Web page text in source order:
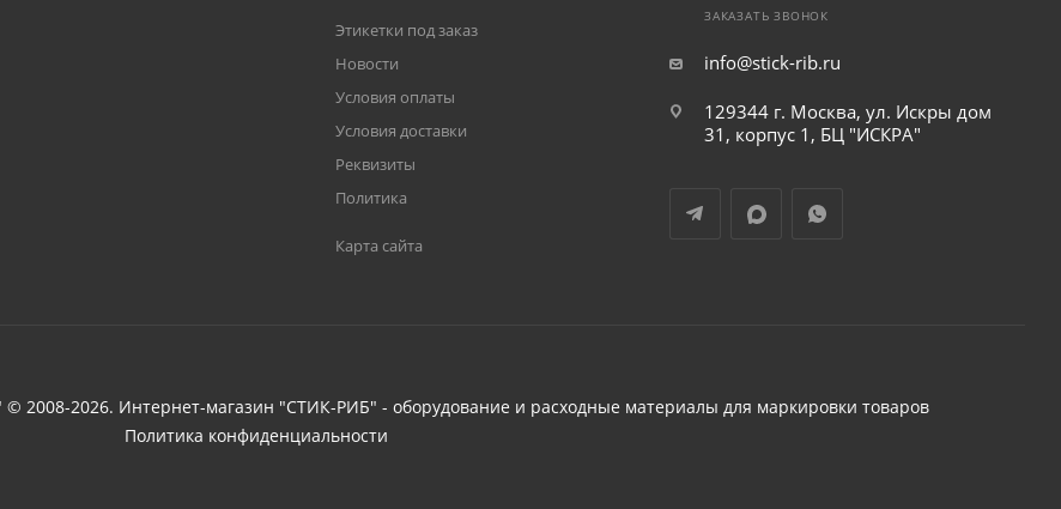
Этикетки под заказ
Новости
Условия оплаты
Условия доставки
Реквизиты
Политика
Карта сайта
ЗАКАЗАТЬ ЗВОНОК
info@stick-rib.ru
129344 г. Москва, ул. Искры дом
31, корпус 1, БЦ "ИСКРА"
2026. Интернет-магазин "СТИК-РИБ" - оборудование и расходные материалы для маркировки товаров
Политика конфиденциальности